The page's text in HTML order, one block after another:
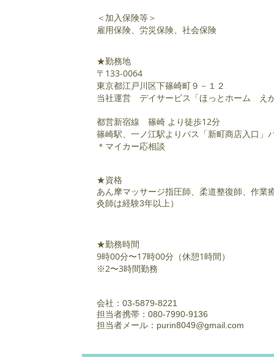
＜加入保険等＞
雇用保険、労災保険、社会保険
★勤務地
〒133-0064
東京都江戸川区下篠崎町９－１２
当社運営 デイサービス「ほっとホーム え
都営新宿線 篠崎 より徒歩12分
篠崎駅、一ノ江駅よりバス「新町商店入口」
＊マイカー応相談
★資格
あん摩マッサージ指圧師、柔道整復師、作業
灸師は経験3年以上）
★勤務時間
9時00分〜17時00分（休憩1時間）
※2〜3時間勤務
会社：03-5879-8221
担当者携帯：080-7990-9136
担当者メール： purin8049@gmail.com